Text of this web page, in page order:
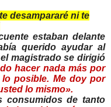
desampararé ni te
estaban delante
querido ayudar al
magistrado se dirigió
hacer nada más por
posible. Me doy por
lo mismo».
consumidos de tanto